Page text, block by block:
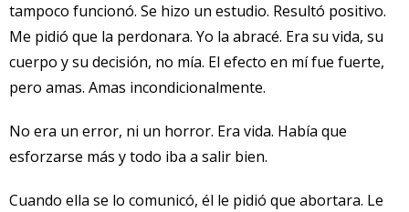
tampoco funcionó. Se hizo un estudio. Resultó positivo.
Me pidió que la perdonara. Yo la abracé. Era su vida, su
cuerpo y su decisión, no mía. El efecto en mí fue fuerte,
pero amas. Amas incondicionalmente.
No era un error, ni un horror. Era vida. Había que
esforzarse más y todo iba a salir bien.
Cuando ella se lo comunicó, él le pidió que abortara. Le